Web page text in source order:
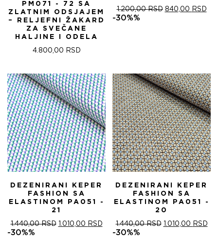
PM071 - 72 SA
ZLATNIM ODSJAJEM
– RELJEFNI ŽAKARD
ZA SVEČANE
HALJINE I ODELA
4.800,00 RSD
1.200,00RSD ОРИГИНАЛНА
840,00 RSD
-30%%
DEZENIRANI KEPER
FASHION SA
ELASTINOM PA051 -
21
1.440,00RSD ОРИГИНАЛНА
1.010,00 RSDТРЕНУТНА
ЦЕНА
-30%%
DEZENIRANI KEPER
FASHION SA
ELASTINOM PA051 -
20
1.440,00RSD ОРИГИНАЛНА
1.010,00 RSD
-30%%